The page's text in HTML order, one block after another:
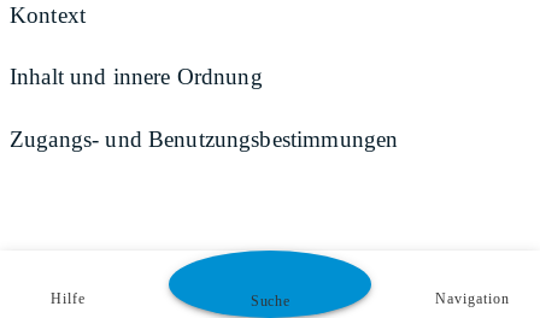
Kontext
Inhalt und innere Ordnung
Zugangs- und Benutzungsbestimmungen
Hilfe Suche Navigation